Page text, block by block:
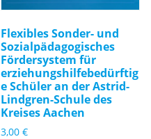
Flexibles Sonder- und
Sozialpädagogisches
Fördersystem für
erziehungshilfebedürftig
e Schüler an der Astrid-
Lindgren-Schule des
Kreises Aachen
3,00€